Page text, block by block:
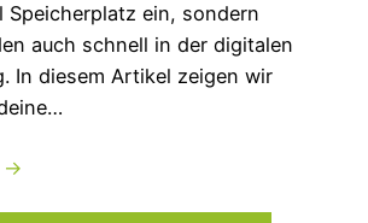
Speicherplatz ein, sondern
auch schnell in der digitalen
In diesem Artikel zeigen wir
→